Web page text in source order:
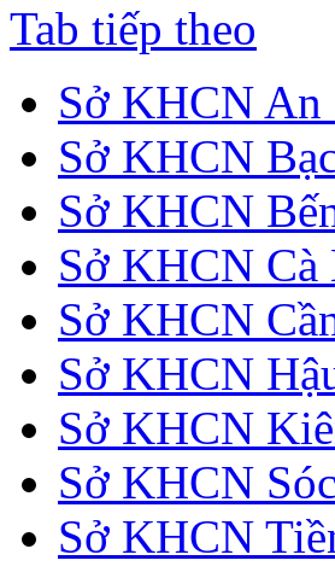
Tab tiếp theo
Sở KHCN An
Sở KHCN
Sở KHCN
Sở KHCN Cà
Sở KHCN
Sở KHCN
Sở KHCN
Sở KHCN
Sở KHCN